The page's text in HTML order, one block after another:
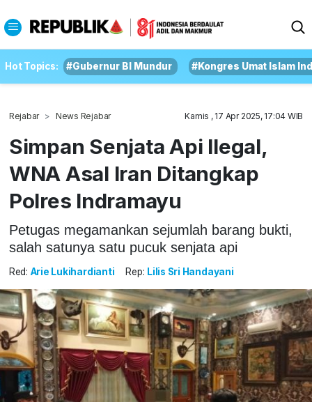
Hot Topics: #Gubernur BI Mundur #Kongres Umat Islam
Rejabar News Rejabar Kamis , 17 Apr 2025, 17:04 WIB
Simpan Senjata Api Ilegal,
WNA Asal Iran Ditangkap
Polres Indramayu
Petugas megamankan sejumlah barang bukti,
salah satunya satu pucuk senjata api
Red: Arie Lukihardianti Rep: Lilis Sri Handayani